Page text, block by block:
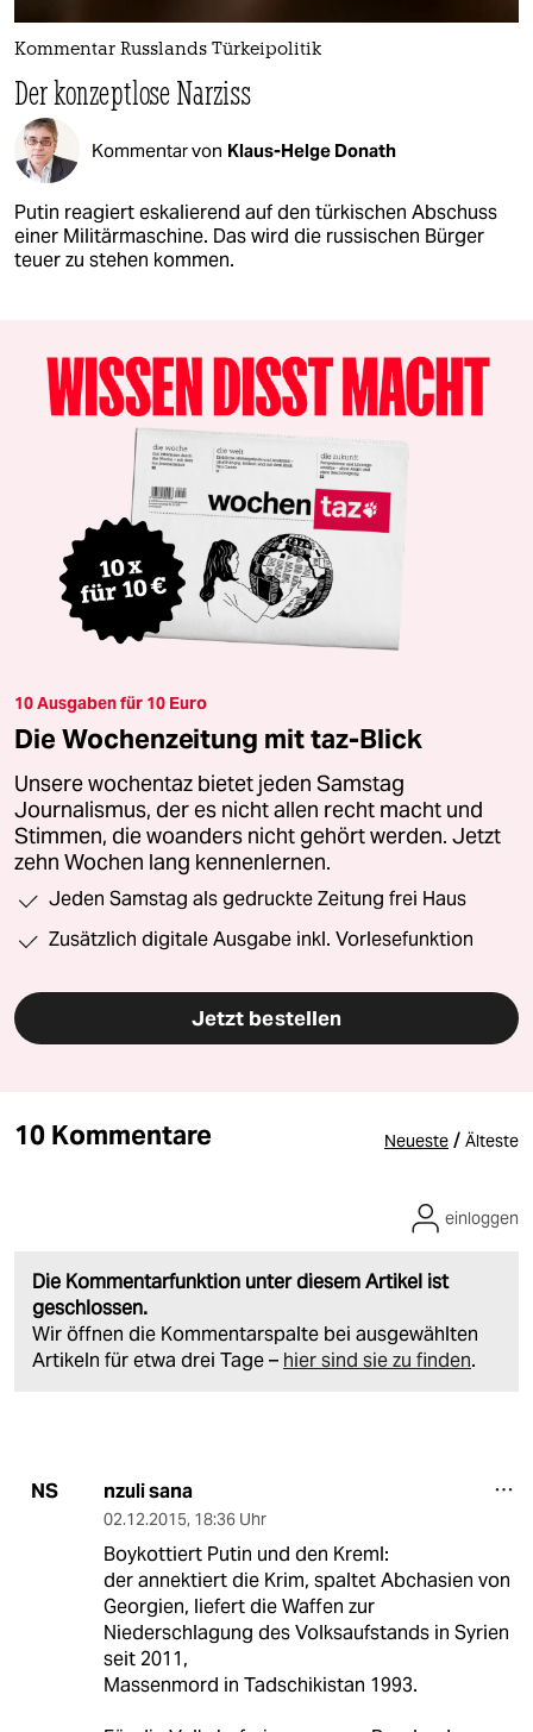
Kommentar Russlands Türkeipolitik
Der konzeptlose Narziss
Kommentar von Klaus-Helge Donath
Putin reagiert eskalierend auf den türkischen Abschuss
einer Militärmaschine. Das wird die russischen Bürger
teuer zu stehen kommen.
10 Ausgaben für 10 Euro
Die Wochenzeitung mit taz-Blick
Unsere wochentaz bietet jeden Samstag
Journalismus, der es nicht allen recht macht und
Stimmen, die woanders nicht gehört werden. Jetzt
zehn Wochen lang kennenlernen.
Jeden Samstag als gedruckte Zeitung frei Haus
Zusätzlich digitale Ausgabe inkl. Vorlesefunktion
Jetzt bestellen
10 Kommentare Neueste / Älteste
Die Kommentarfunktion unter diesem Artikel ist
geschlossen.
Wir öffnen die Kommentarspalte bei ausgewählten
Artikeln für etwa drei Tage – hier sind sie zu finden.
einloggen
NS nzuli sana
02.12.2015, 18:36 Uhr
Boykottiert Putin und den Kreml:
der annektiert die Krim, spaltet Abchasien von
Georgien, liefert die Waffen zur
Niederschlagung des Volksaufstands in Syrien
seit 2011,
Massenmord in Tadschikistan 1993.